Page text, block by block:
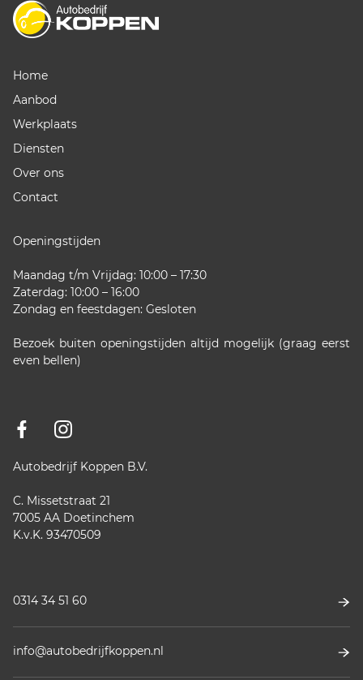
Home
Aanbod
Werkplaats
Diensten
Over ons
Contact
Openingstijden
Maandag t/m Vrijdag: 10:00 – 17:30
Zaterdag: 10:00 – 16:00
Zondag en feestdagen: Gesloten
Bezoek buiten openingstijden altijd mogelijk (graag eerst
even bellen)
Autobedrijf Koppen B.V.
C. Missetstraat 21
7005 AA Doetinchem
K.v.K. 93470509
0314 34 51 60
info@autobedrijfkoppen.nl